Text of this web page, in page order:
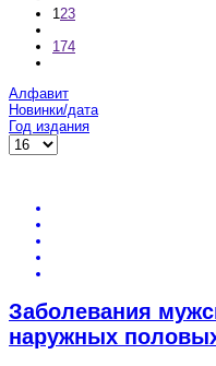
1 23
174
Алфавит
Новинки/дата
Год издания
Заболевания
наружных